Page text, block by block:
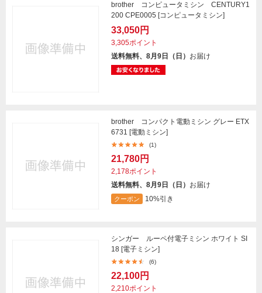
brother コンピュータミシン CENTURY1
200 CPE0005 [コンピュータミシン]
33,050円
3,305ポイント
送料無料、8月9日（日） お届け
brother コンパクト電動ミシン グレー ETX
6731 [電動ミシン]
(1)
21,780円
2,178ポイント
送料無料、8月9日（日） お届け
クーポン 10%引き
シンガー ルーペ付電子ミシン ホワイト SI
18 [電子ミシン]
(6)
22,100円
2,210ポイント